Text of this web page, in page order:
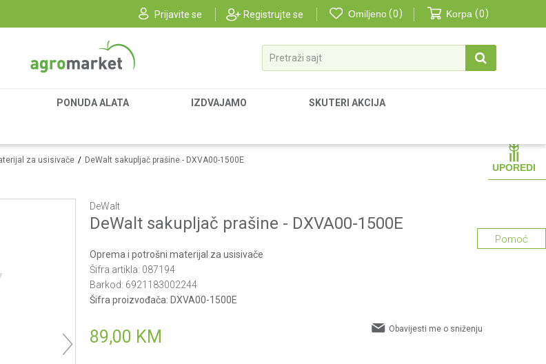
Prijavite se Registrujte se Omiljeno 0 Korpa 0
Pretraži sajt
PONUDA ALATA IZDVAJAMO SKUTERI AKCIJA
UPOREDI
za usisivače DeWalt sakupljač prašine - DXVA00-1500E
DeWalt
DeWalt sakupljač prašine - DXVA00-1500E
Oprema i potrošni materijal za usisivače
Šifra artikla: 087194
Barkod: 6921183002244
Šifra proizvođača: DXVA00-1500E
89,00 KM Obavijesti me o sniženju
Pomoć